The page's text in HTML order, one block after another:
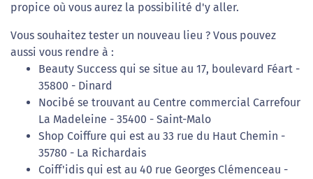
propice où vous aurez la possibilité d'y aller.
Vous souhaitez tester un nouveau lieu ? Vous pouvez
aussi vous rendre à :
Beauty Success qui se situe au 17, boulevard Féart -
35800 - Dinard
Nocibé se trouvant au Centre commercial Carrefour
La Madeleine - 35400 - Saint-Malo
Shop Coiffure qui est au 33 rue du Haut Chemin -
35780 - La Richardais
Coiff'idis qui est au 40 rue Georges Clémenceau -